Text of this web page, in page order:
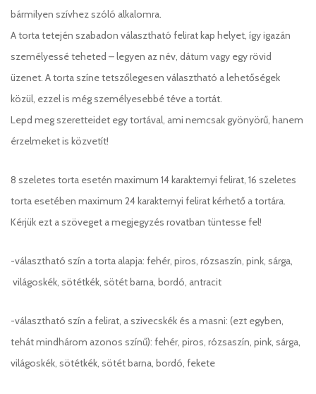
bármilyen szívhez szóló alkalomra.
A torta tetején szabadon választható felirat kap helyet, így igazán
személyessé teheted – legyen az név, dátum vagy egy rövid
üzenet. A torta színe tetszőlegesen választható a lehetőségek
közül, ezzel is még személyesebbé téve a tortát.
Lepd meg szeretteidet egy tortával, ami nemcsak gyönyörű, hanem
érzelmeket is közvetít!
8 szeletes torta esetén maximum 14 karakternyi felirat, 16 szeletes
torta esetében maximum 24 karakternyi felirat kérhető a tortára.
Kérjük ezt a szöveget a megjegyzés rovatban tüntesse fel!
-választható szín a torta alapja: fehér, piros, rózsaszín, pink, sárga,
világoskék, sötétkék, sötét barna, bordó, antracit
-választható szín a felirat, a szivecskék és a masni: (ezt egyben,
tehát mindhárom azonos színű): fehér, piros, rózsaszín, pink, sárga,
világoskék, sötétkék, sötét barna, bordó, fekete